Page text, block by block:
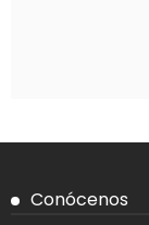
Conócenos